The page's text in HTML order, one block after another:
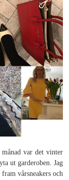
månad var det vinter
ut garderoben. Jag
vårsneakers och